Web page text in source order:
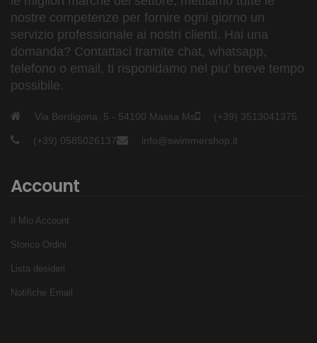
Perfetta galleggiabilità
Protezione dal freddo
La tecnologia SHEICO:
X-COLLAR SHUTTER - sul collo ha una protezione
contro l'allenamento e contro l'ingresso accidentale
NEOPRENE: inserti speciali di neoprene più sottile
Maggiore durevolezza nell'area delle spalle
rendono veloce la rimozione della muta
SHEICO 3.0 S-TYPE NEOPRENE - leggero,
elastico, ultra resistente e termoregolante
nostre competenze per fornire ogni giorno un
servizio professionale ai nostri clienti. Hai una
domanda? Contattaci tramite chat, whatsapp,
telefono o email, ti risponidamo nel piu' breve tempo
possibile.
Via Bordigona, 5 - 54100 Massa Ms (+39) 3513041375
(+39) 0585026137 info@swimmershop.it
Account
Il Mio Account
Storico Ordini
Lista desideri
Notifiche Email